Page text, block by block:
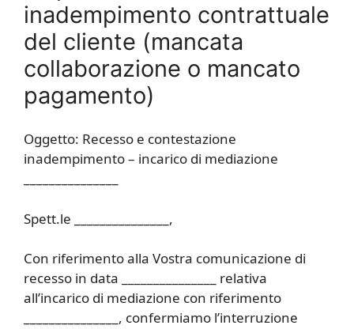
inadempimento contrattuale
del cliente (mancata
collaborazione o mancato
pagamento)
Oggetto: Recesso e contestazione
inadempimento – incarico di mediazione
Spett.le _______________,
Con riferimento alla Vostra comunicazione di
recesso in data _______________ relativa
all’incarico di mediazione con riferimento
_______________, confermiamo l’interruzione